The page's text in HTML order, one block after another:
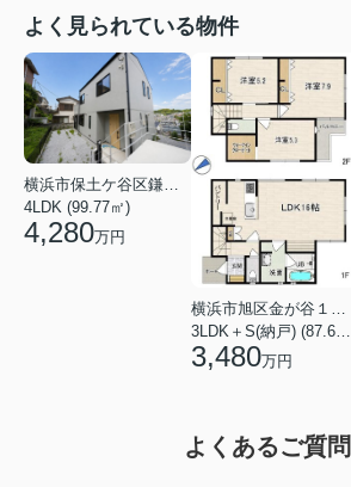
よく見られている物件
横浜市保土ケ谷区鎌谷町
4LDK (99.77㎡)
4,280万円
横浜市旭区金が谷１丁目
3LDK＋S(納戸) (87.61㎡)
3,480万円
よくあるご質問